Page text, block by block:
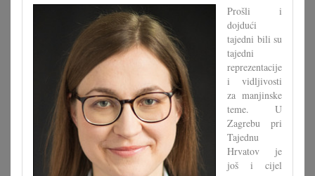
Prošli i
dojdući
tajedni bili su
tajedni
reprezentacije
i vidljivosti
za manjinske
teme. U
Zagrebu pri
Tajednu
Hrvatov je
još i cijel